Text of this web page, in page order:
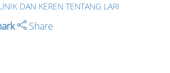
DAN KEREN TENTANG LARI
Share